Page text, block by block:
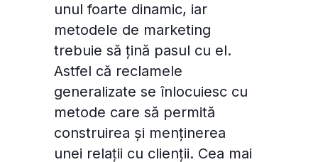
unul foarte dinamic, iar
metodele de marketing
trebuie să țină pasul cu el.
Astfel că reclamele
generalizate se înlocuiesc cu
metode care să permită
construirea și menținerea
unei relații cu clienții. Cea mai
Consimțământul pentru cookie-uri
Cookie-urile sunt fișiere mici de date stocate pe
dispozitivul dvs. în timp ce navigați pe site-uri